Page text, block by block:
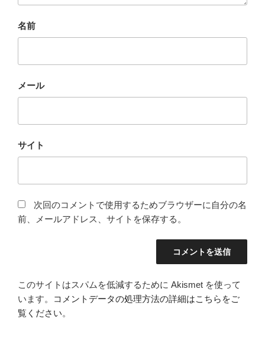
名前
メール
サイト
次回のコメントで使用するためブラウザーに自分の名
前、メールアドレス、サイトを保存する。
このサイトはスパムを低減するために Akismet を使って
います。
コメントデータの処理方法の詳細はこちらをご
覧ください。